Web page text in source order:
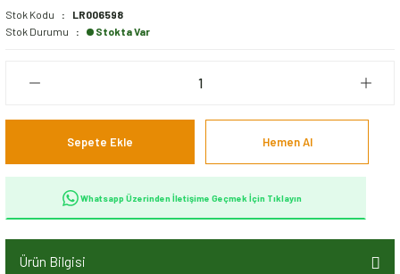
Stok Kodu
LR006598
Stok Durumu
Stokta Var
Sepete Ekle Hemen Al
Whatsapp Üzerinden İletişime Geçmek İçin Tıklayın
Ürün Bilgisi